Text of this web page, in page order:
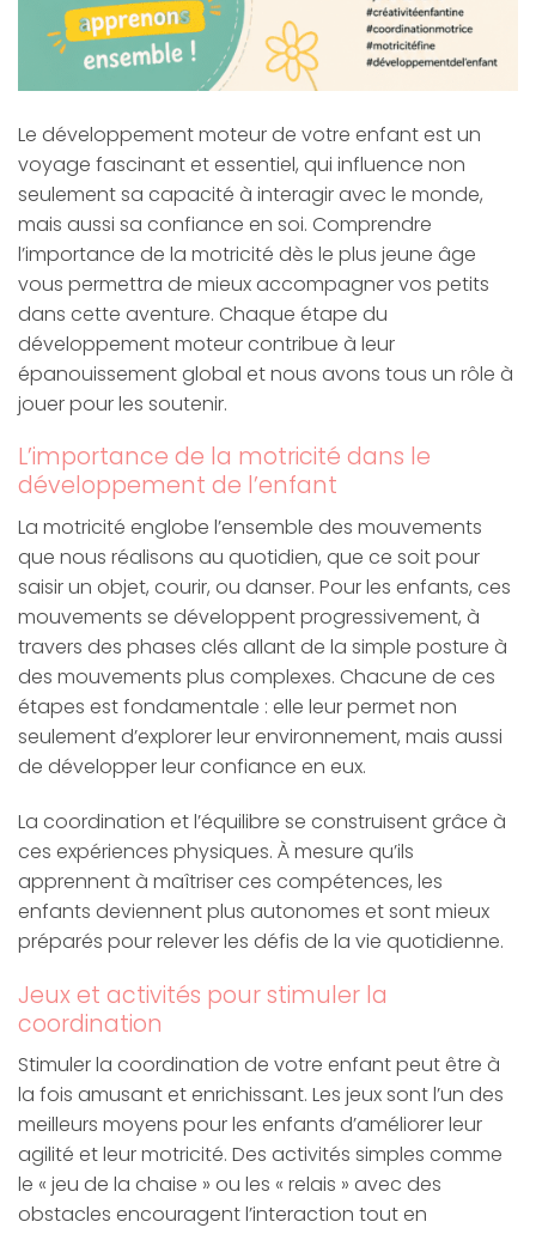
Le développement moteur de votre enfant est un
voyage fascinant et essentiel, qui influence non
seulement sa capacité à interagir avec le monde,
mais aussi sa confiance en soi. Comprendre
l’importance de la motricité dès le plus jeune âge
vous permettra de mieux accompagner vos petits
dans cette aventure. Chaque étape du
développement moteur contribue à leur
épanouissement global et nous avons tous un rôle à
jouer pour les soutenir.
L’importance de la motricité dans le
développement de l’enfant
La motricité englobe l’ensemble des mouvements
que nous réalisons au quotidien, que ce soit pour
saisir un objet, courir, ou danser. Pour les enfants, ces
mouvements se développent progressivement, à
travers des phases clés allant de la simple posture à
des mouvements plus complexes. Chacune de ces
étapes est fondamentale : elle leur permet non
seulement d’explorer leur environnement, mais aussi
de développer leur confiance en eux.
La coordination et l’équilibre se construisent grâce à
ces expériences physiques. À mesure qu’ils
apprennent à maîtriser ces compétences, les
enfants deviennent plus autonomes et sont mieux
préparés pour relever les défis de la vie quotidienne.
Jeux et activités pour stimuler la
coordination
Stimuler la coordination de votre enfant peut être à
la fois amusant et enrichissant. Les jeux sont l’un des
meilleurs moyens pour les enfants d’améliorer leur
agilité et leur motricité. Des activités simples comme
le « jeu de la chaise » ou les « relais » avec des
obstacles encouragent l’interaction tout en